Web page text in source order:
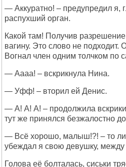
— Аккуратно! – предупредил я,
распухший орган.
Какой там! Получив
вагину. Это слово не подходит.
Вогнал член одним толчком по
— Аааа! – вскрикнула Нина.
— Уфф! – вторил ей Денис.
— А! А! А! – продолжила
тут же принялся безжалостно
— Всё хорошо, малыш!?! – то ли
убеждал я свою девушку, между
Голова её болталась, сиськи